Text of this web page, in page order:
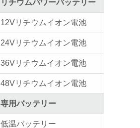
リチウムパワーバッテリー
12Vリチウムイオン電池
24Vリチウムイオン電池
36Vリチウムイオン電池
48Vリチウムイオン電池
専用バッテリー
低温バッテリー